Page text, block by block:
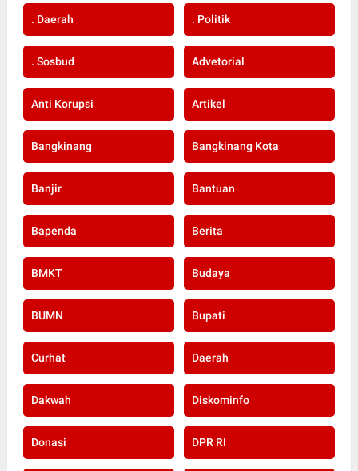
. Daerah . Politik
. Sosbud Advetorial
Anti Korupsi Artikel
Bangkinang Bangkinang Kota
Banjir Bantuan
Bapenda Berita
BMKT Budaya
BUMN Bupati
Curhat Daerah
Dakwah Diskominfo
Donasi DPR RI